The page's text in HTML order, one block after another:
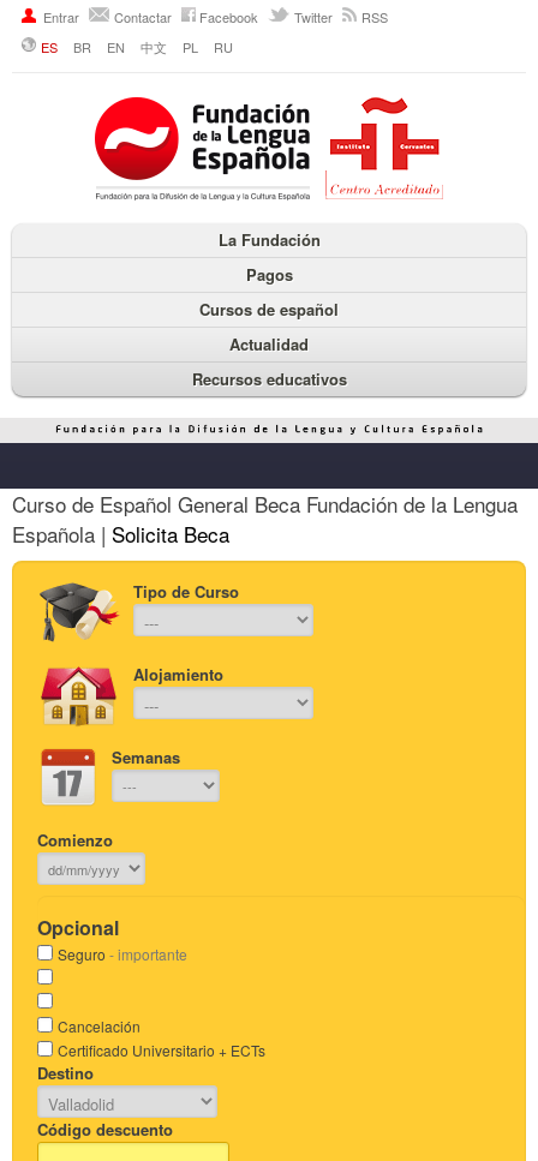
Entrar Contactar Facebook Twitter
RSS
ES
BR EN 中文 PL RU
La Fundación
Pagos
Cursos de español
Actualidad
Recursos educativos
Curso de Español General Beca Fundación de la Lengua
Española | Solicita Beca
Tipo de Curso
Alojamiento
Semanas
Comienzo
Opcional
Seguro - importante
Cancelación
Certificado Universitario + ECTs
Destino
Código descuento